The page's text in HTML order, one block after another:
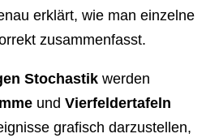
erklärt, wie man einzelne
zusammenfasst.
Stochastik werden
und Vierfeldertafeln
grafisch darzustellen,